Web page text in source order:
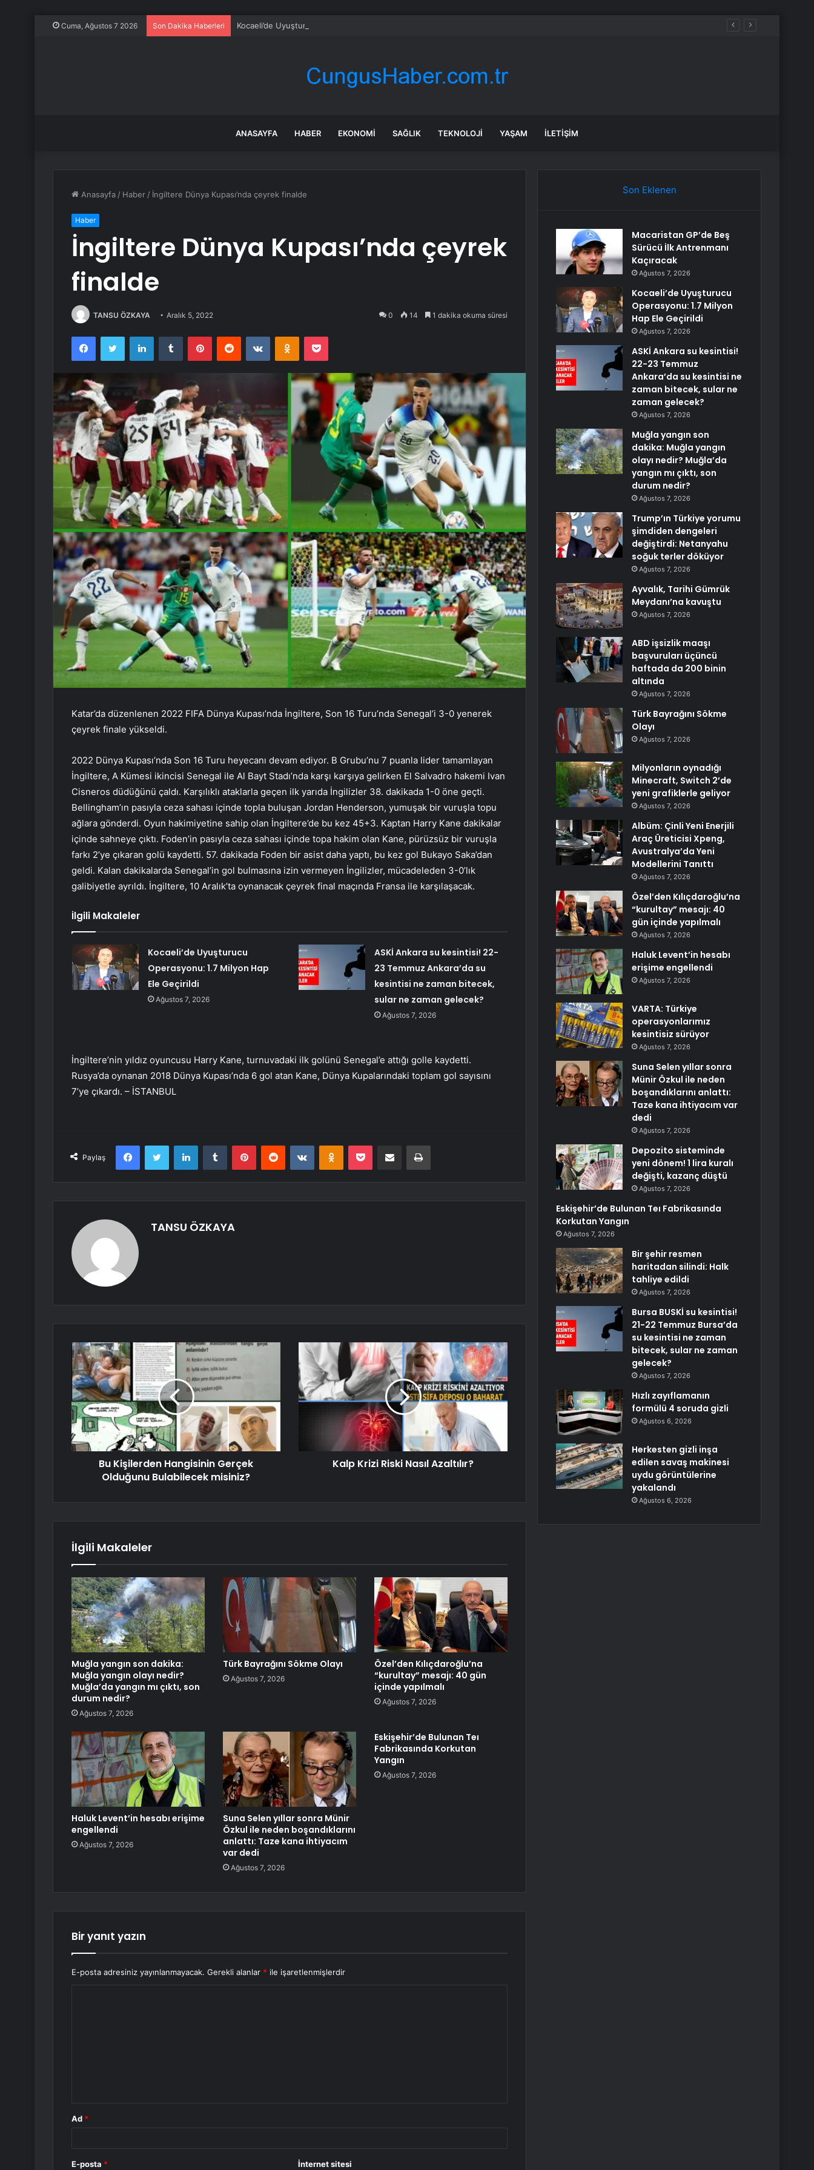
Cuma, Ağustos 7 2026 Son Dakika Haberleri Kocaeli’de Uyuşturucu Operasyonu: 1.7 Milyon Hap Ele Geçirildi
ANASAYFA HABER EKONOMI SAĞLIK TEKNOLOJI YAŞAM İLETIŞIM
Anasayfa / Haber / İngiltere Dünya Kupası’nda çeyrek finalde
Haber
İngiltere Dünya Kupası’nda çeyrek
finalde
TANSU ÖZKAYA Aralık 5, 2022 0 14 1 dakika okuma süresi
FacebookTwitter LinkedInTumblr PinterestReddit VKontakteOdnoklassniki
Pocket
Katar’da düzenlenen 2022 FIFA Dünya Kupası’nda İngiltere, Son 16 Turu’nda Senegal’i 3-0 yenerek
çeyrek finale yükseldi.
2022 Dünya Kupası’nda Son 16 Turu heyecanı devam ediyor. B Grubu’nu 7 puanla lider tamamlayan
İngiltere, A Kümesi ikincisi Senegal ile Al Bayt Stadı’nda karşı karşıya gelirken El Salvadro hakemi Ivan
Cisneros düdüğünü çaldı. Karşılıklı ataklarla geçen ilk yarıda İngilizler 38. dakikada 1-0 öne geçti.
Bellingham’ın pasıyla ceza sahası içinde topla buluşan Jordan Henderson, yumuşak bir vuruşla topu
ağlara gönderdi. Oyun hakimiyetine sahip olan İngiltere’de bu kez 45+3. Kaptan Harry Kane dakikalar
içinde sahneye çıktı. Foden’in pasıyla ceza sahası içinde topa hakim olan Kane, pürüzsüz bir vuruşla
farkı 2’ye çıkaran golü kaydetti. 57. dakikada Foden bir asist daha yaptı, bu kez gol Bukayo Saka’dan
geldi. Kalan dakikalarda Senegal’in gol bulmasına izin vermeyen İngilizler, mücadeleden 3-0’lık
galibiyetle ayrıldı. İngiltere, 10 Aralık’ta oynanacak çeyrek final maçında Fransa ile karşılaşacak.
İlgili Makaleler
Kocaeli’de Uyuşturucu
Operasyonu: 1.7 Milyon Hap
Ele Geçirildi
Ağustos 7, 2026
ASKİ Ankara su kesintisi! 22-
23 Temmuz Ankara’da su
kesintisi ne zaman bitecek,
sular ne zaman gelecek?
Ağustos 7, 2026
İngiltere’nin yıldız oyuncusu Harry Kane, turnuvadaki ilk golünü Senegal’e attığı golle kaydetti.
Rusya’da oynanan 2018 Dünya Kupası’nda 6 gol atan Kane, Dünya Kupalarındaki toplam gol sayısını
7’ye çıkardı. – İSTANBUL
Paylaş
FacebookTwitter LinkedInTumblr PinterestReddit VKontakteOdnoklassniki
Pocket E-Posta ile paylaş Yazdır
TANSU ÖZKAYA
Bu Kişilerden Hangisinin Gerçek
Olduğunu Bulabilecek misiniz?
Kalp Krizi Riski Nasıl Azaltılır?
İlgili Makaleler
Muğla yangın son dakika:
Muğla yangın olayı nedir?
Muğla’da yangın mı çıktı, son
durum nedir?
Ağustos 7, 2026
Türk Bayrağını Sökme Olayı
Ağustos 7, 2026
Özel’den Kılıçdaroğlu’na
“kurultay” mesajı: 40 gün
içinde yapılmalı
Ağustos 7, 2026
Haluk Levent’in hesabı erişime
engellendi
Ağustos 7, 2026
Suna Selen yıllar sonra Münir
Özkul ile neden boşandıklarını
anlattı: Taze kana ihtiyacım
var dedi
Ağustos 7, 2026
Eskişehir’de Bulunan Teı
Fabrikasında Korkutan
Yangın
Ağustos 7, 2026
Bir yanıt yazın
E-posta adresiniz yayınlanmayacak. Gerekli alanlar * ile işaretlenmişlerdir
Ad *
E-posta * İnternet sitesi
Son Eklenen
Macaristan GP’de Beş
Sürücü İlk Antrenmanı
Kaçıracak
Ağustos 7, 2026
Kocaeli’de Uyuşturucu
Operasyonu: 1.7 Milyon
Hap Ele Geçirildi
Ağustos 7, 2026
ASKİ Ankara su kesintisi!
22-23 Temmuz
Ankara’da su kesintisi ne
zaman bitecek, sular ne
zaman gelecek?
Ağustos 7, 2026
Muğla yangın son
dakika: Muğla yangın
olayı nedir? Muğla’da
yangın mı çıktı, son
durum nedir?
Ağustos 7, 2026
Trump’ın Türkiye yorumu
şimdiden dengeleri
değiştirdi: Netanyahu
soğuk terler döküyor
Ağustos 7, 2026
Ayvalık, Tarihi Gümrük
Meydanı’na kavuştu
Ağustos 7, 2026
ABD işsizlik maaşı
başvuruları üçüncü
haftada da 200 binin
altında
Ağustos 7, 2026
Türk Bayrağını Sökme
Olayı
Ağustos 7, 2026
Milyonların oynadığı
Minecraft, Switch 2’de
yeni grafiklerle geliyor
Ağustos 7, 2026
Albüm: Çinli Yeni Enerjili
Araç Üreticisi Xpeng,
Avustralya’da Yeni
Modellerini Tanıttı
Ağustos 7, 2026
Özel’den Kılıçdaroğlu’na
“kurultay” mesajı: 40
gün içinde yapılmalı
Ağustos 7, 2026
Haluk Levent’in hesabı
erişime engellendi
Ağustos 7, 2026
VARTA: Türkiye
operasyonlarımız
kesintisiz sürüyor
Ağustos 7, 2026
Suna Selen yıllar sonra
Münir Özkul ile neden
boşandıklarını anlattı:
Taze kana ihtiyacım var
dedi
Ağustos 7, 2026
Depozito sisteminde
yeni dönem! 1 lira kuralı
değişti, kazanç düştü
Ağustos 7, 2026
Eskişehir’de Bulunan Teı Fabrikasında
Korkutan Yangın
Ağustos 7, 2026
Bir şehir resmen
haritadan silindi: Halk
tahliye edildi
Ağustos 7, 2026
Bursa BUSKİ su kesintisi!
21-22 Temmuz Bursa’da
su kesintisi ne zaman
bitecek, sular ne zaman
gelecek?
Ağustos 7, 2026
Hızlı zayıflamanın
formülü 4 soruda gizli
Ağustos 6, 2026
Herkesten gizli inşa
edilen savaş makinesi
uydu görüntülerine
yakalandı
Ağustos 6, 2026